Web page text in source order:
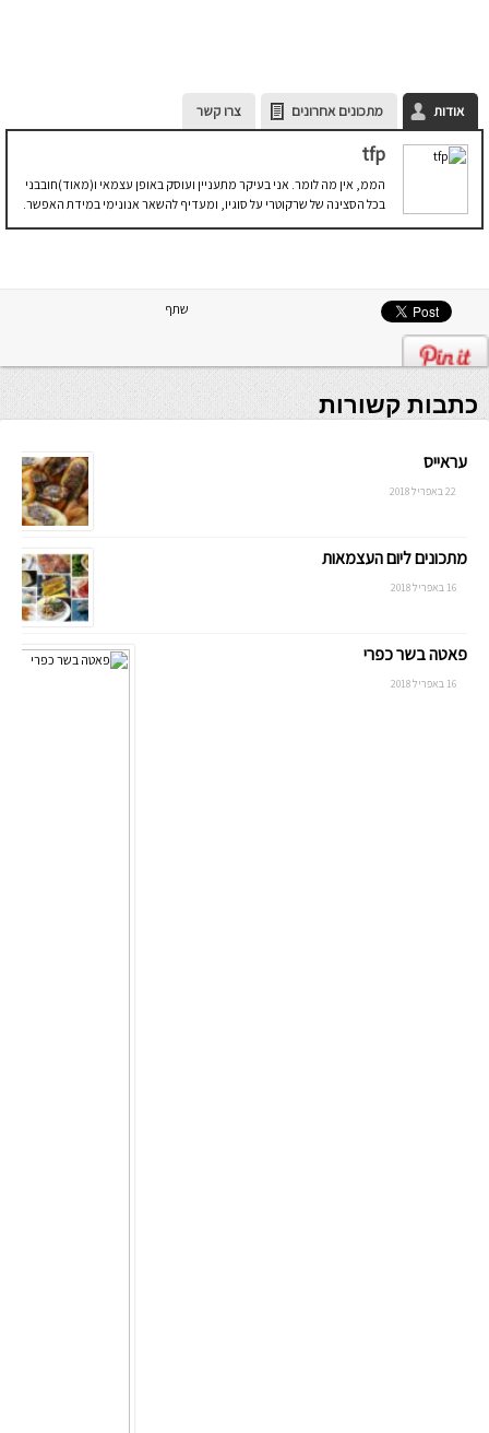
אודות מתכונים אחרונים צרו קשר
tfp
הממ, אין מה לומר. אני בעיקר מתעניין ועוסק באופן עצמאי ו(מאוד)חובבני
בכל הסצינה של שרקוטרי על סוגיו, ומעדיף להשאר אנונימי במידת האפשר.
שתף
כתבות קשורות
עראייס
22 באפריל 2018
מתכונים ליום העצמאות
16 באפריל 2018
פאטה בשר כפרי
16 באפריל 2018